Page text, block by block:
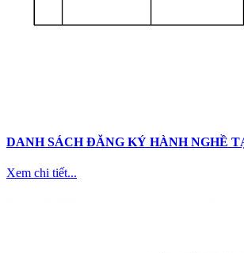
DANH SÁCH ĐĂNG KÝ HÀNH NGHỀ
Xem chi tiết...